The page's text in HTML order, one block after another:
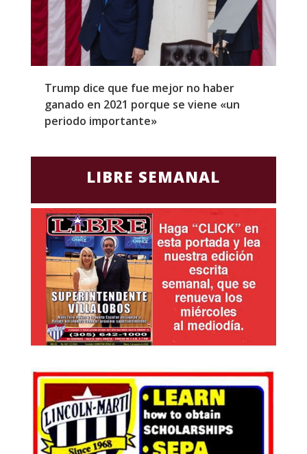
Trump dice que fue mejor no haber
ganado en 2021 porque se viene «un
periodo importante»
LIBRE SEMANAL